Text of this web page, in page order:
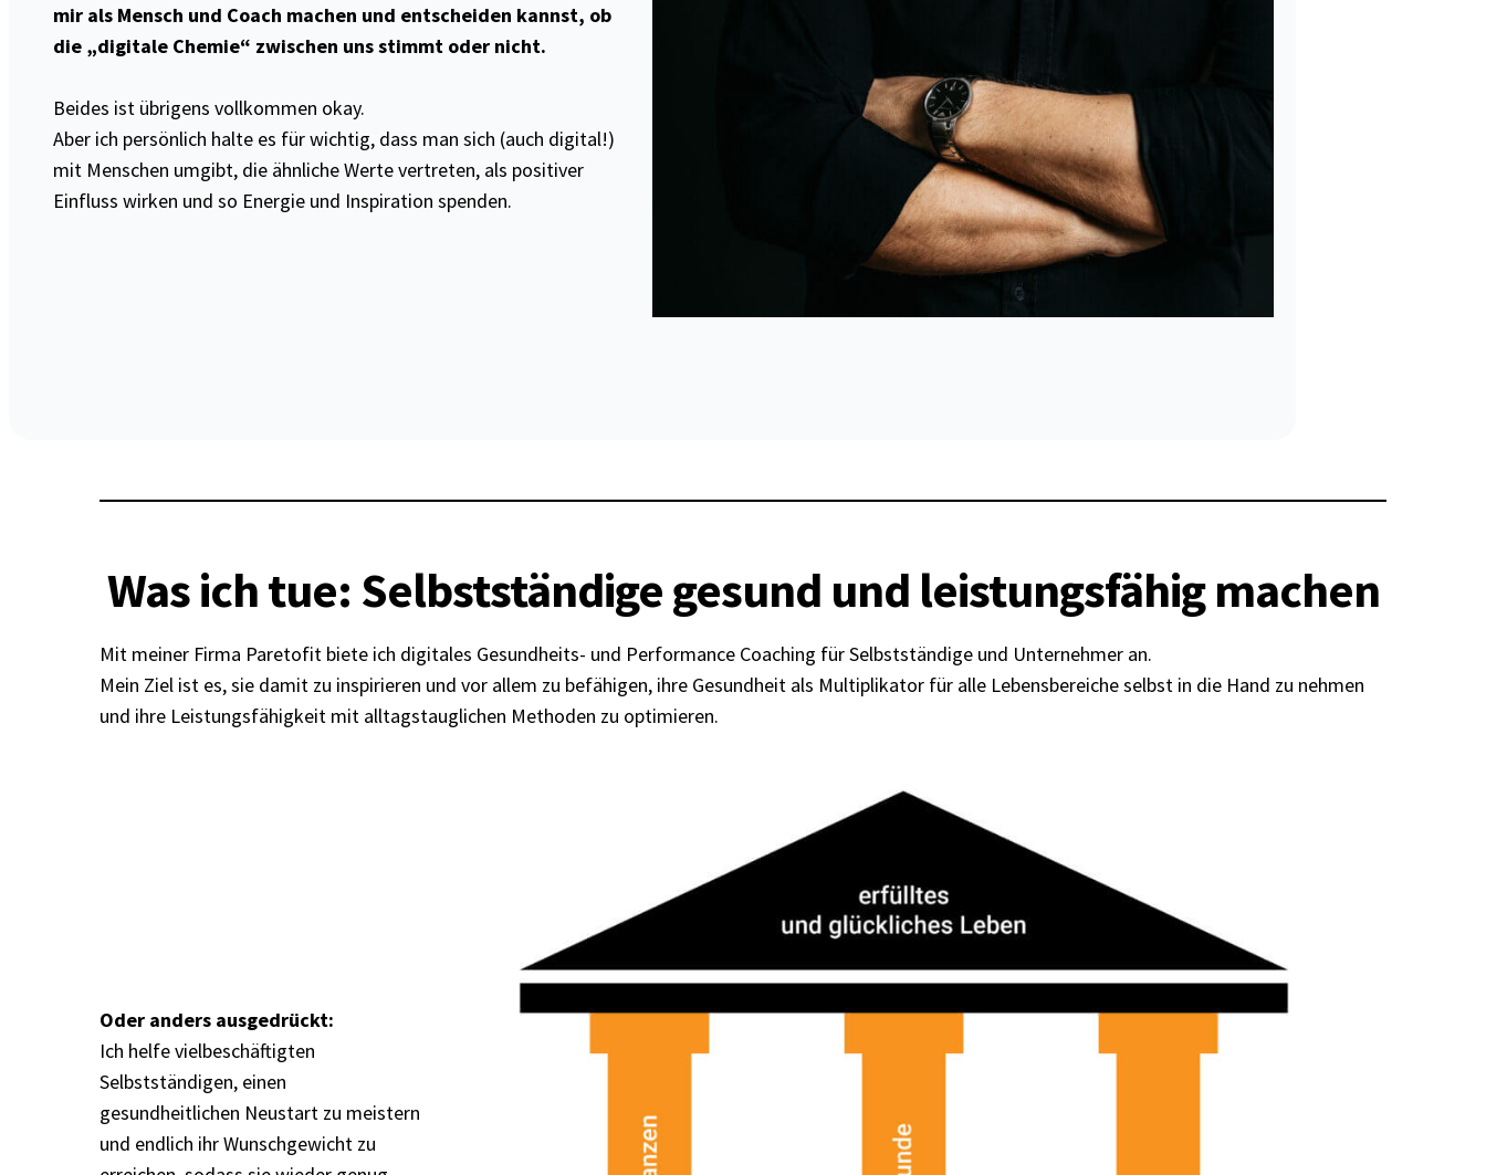
mir als Mensch und Coach machen und entscheiden kannst, ob
die „digitale Chemie“ zwischen uns stimmt oder nicht.
Beides ist übrigens vollkommen okay.
Aber ich persönlich halte es für wichtig, dass man sich (auch digital!)
mit Menschen umgibt, die ähnliche Werte vertreten, als positiver
Einfluss wirken und so Energie und Inspiration spenden.
Was ich tue: Selbstständige gesund und leistungsfähig machen
Mit meiner Firma Paretofit biete ich digitales Gesundheits- und Performance Coaching für Selbstständige und Unternehmer an.
Mein Ziel ist es, sie damit zu inspirieren und vor allem zu befähigen, ihre Gesundheit als Multiplikator für alle Lebensbereiche selbst in die Hand zu nehmen
und ihre Leistungsfähigkeit mit alltagstauglichen Methoden zu optimieren.
Oder anders ausgedrückt:
Ich helfe vielbeschäftigten
Selbstständigen, einen
gesundheitlichen Neustart zu meistern
und endlich ihr Wunschgewicht zu